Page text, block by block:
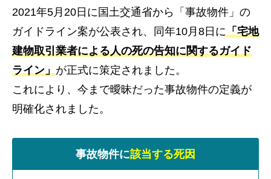
2021年5月20日に国土交通省から「事故物件」の
ガイドライン案が公表され、同年10月8日に「宅地
建物取引業者による人の死の告知に関するガイド
ライン」が正式に策定されました。
これにより、今まで曖昧だった事故物件の定義が
明確化されました。
事故物件に該当する死因